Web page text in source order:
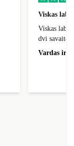
Viskas
Viskas
dvi
Vardas ir